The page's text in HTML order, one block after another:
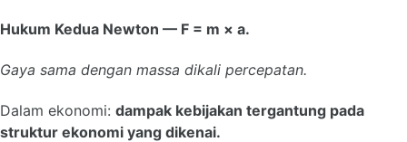
Hukum Kedua Newton — F = m × a.
Gaya sama dengan massa dikali percepatan.
Dalam ekonomi: dampak kebijakan tergantung pada
struktur ekonomi yang dikenai.